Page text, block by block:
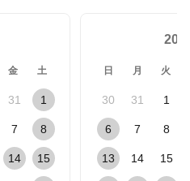
金 土
31 1
7 8
14 15
日 月 火
30 31 1
6 7 8
13 14 15